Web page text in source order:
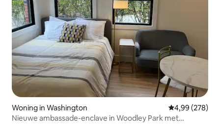
Woning in Washington Gemiddelde
4,99 (278)
Nieuwe ambassade-enclave in Woodley Park met